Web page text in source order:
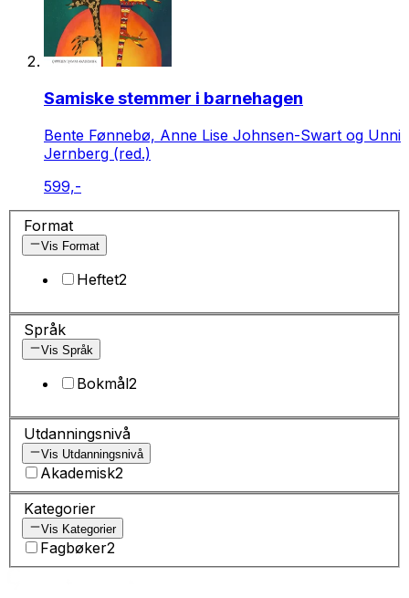
Samiske stemmer i barnehagen
Bente Fønnebø, Anne Lise Johnsen-Swart og Unni
Jernberg (red.)
599,-
Format
Vis Format
Heftet2
Språk
Vis Språk
Bokmål2
Utdanningsnivå
Vis Utdanningsnivå
Akademisk2
Kategorier
Vis Kategorier
Fagbøker2